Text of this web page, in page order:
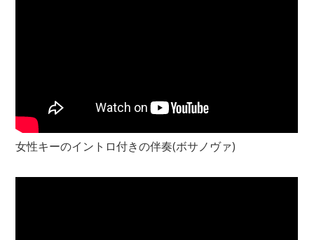
女性キーのイントロ付きの伴奏(ボサノヴァ)